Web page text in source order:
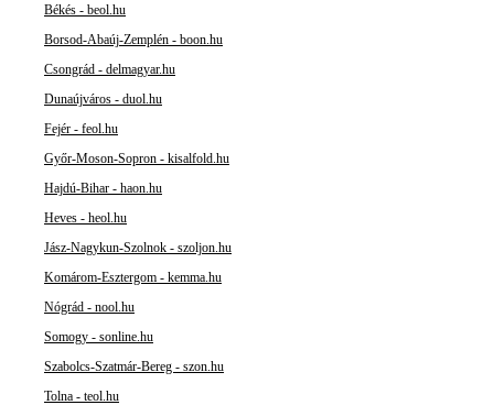
Békés - beol.hu
Borsod-Abaúj-Zemplén - boon.hu
Csongrád - delmagyar.hu
Dunaújváros - duol.hu
Fejér - feol.hu
Győr-Moson-Sopron - kisalfold.hu
Hajdú-Bihar - haon.hu
Heves - heol.hu
Jász-Nagykun-Szolnok - szoljon.hu
Komárom-Esztergom - kemma.hu
Nógrád - nool.hu
Somogy - sonline.hu
Szabolcs-Szatmár-Bereg - szon.hu
Tolna - teol.hu